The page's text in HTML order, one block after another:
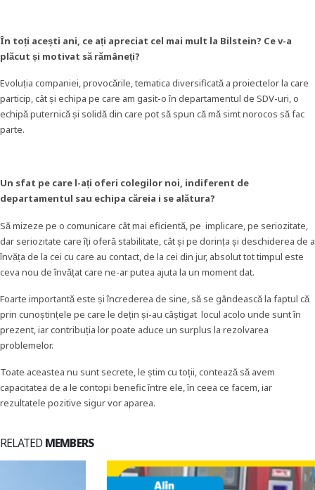
În toți acești ani, ce ați apreciat cel mai mult la Bilstein? Ce v-a
plăcut și motivat să rămâneți?
Evoluția companiei, provocările, tematica diversificată a proiectelor la care
particip, cât și echipa pe care am gasit-o în departamentul de SDV-uri, o
echipă puternică și solidă din care pot să spun că mă simt norocos să fac
parte.
Un sfat pe care l-ați oferi colegilor noi, indiferent de
departamentul sau echipa căreia i se alătura?
Să mizeze pe o comunicare cât mai eficientă, pe implicare, pe seriozitate,
dar seriozitate care îți oferă stabilitate, cât și pe dorința și deschiderea de a
învăța de la cei cu care au contact, de la cei din jur, absolut tot timpul este
ceva nou de învățat care ne-ar putea ajuta la un moment dat.
Foarte importantă este și încrederea de sine, să se gândească la faptul că
prin cunoștințele pe care le dețin și-au câștigat locul acolo unde sunt în
prezent, iar contribuția lor poate aduce un surplus la rezolvarea
problemelor.
Toate aceastea nu sunt secrete, le știm cu toții, contează să avem
capacitatea de a le contopi benefic între ele, în ceea ce facem, iar
rezultatele pozitive sigur vor aparea.
RELATED MEMBERS